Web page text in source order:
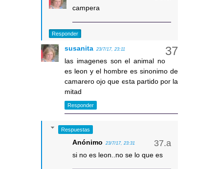
campera
Responder
susanita 23/7/17, 23:11
las imagenes son el animal no
es leon y el hombre es sinonimo de
camarero ojo que esta partido por la
mitad
Responder
Respuestas
Anónimo 23/7/17, 23:31
si no es leon..no se lo que es